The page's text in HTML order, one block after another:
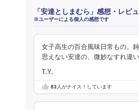
「安達としまむら」感想・レビ
※ユーザーによる個人の感想です
女子高生の百合風味日常もの。
思えない安達の、微妙なすれ違
T.Y.
83人がナイス！しています